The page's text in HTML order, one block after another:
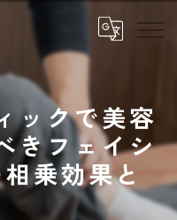
ックで美容
きフェイシ
乗効果と